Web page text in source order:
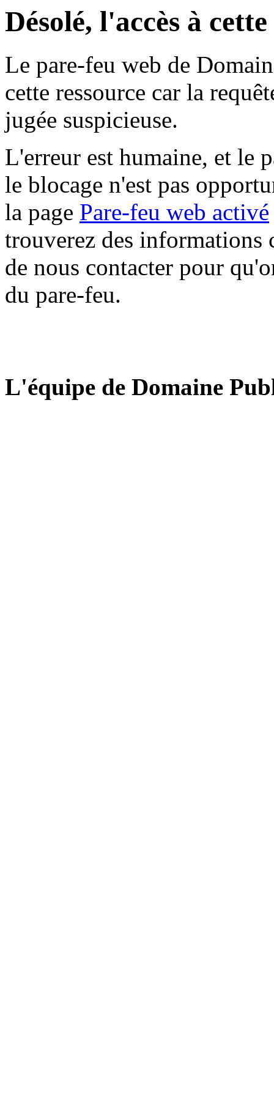
Désolé, l'accès à
Le pare-feu web de
cette ressource car la
jugée suspicieuse.
L'erreur est humaine, et le
le blocage n'est pas
la page Pare-feu web activé
trouverez des informations
de nous contacter pour
du pare-feu.
L'équipe de Domaine